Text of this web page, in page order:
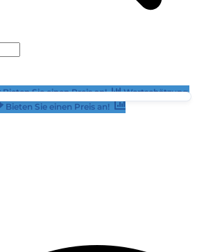
Bieten Sie einen Preis an!
Wertschätzung
Bieten Sie einen Preis an!